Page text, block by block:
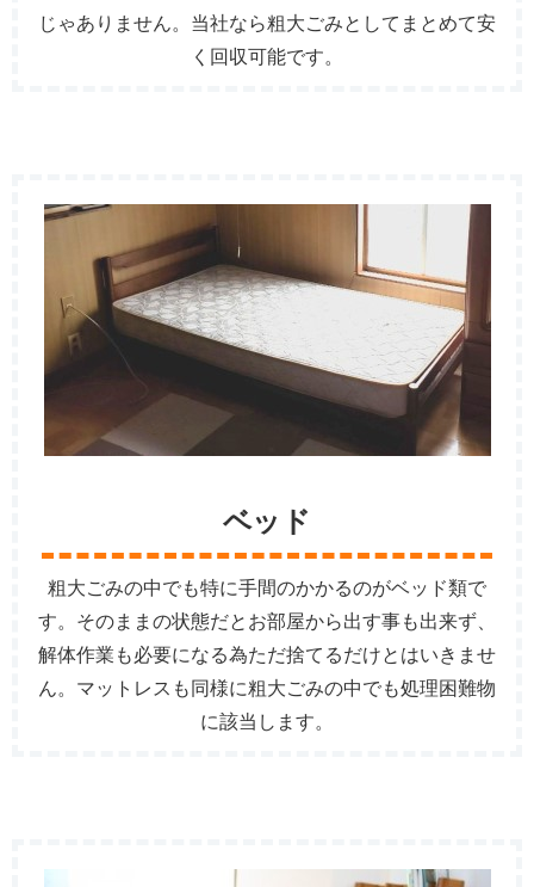
じゃありません。当社なら粗大ごみとしてまとめて安
く回収可能です。
ベッド
粗大ごみの中でも特に手間のかかるのがベッド類で
す。そのままの状態だとお部屋から出す事も出来ず、
解体作業も必要になる為ただ捨てるだけとはいきませ
ん。マットレスも同様に粗大ごみの中でも処理困難物
に該当します。